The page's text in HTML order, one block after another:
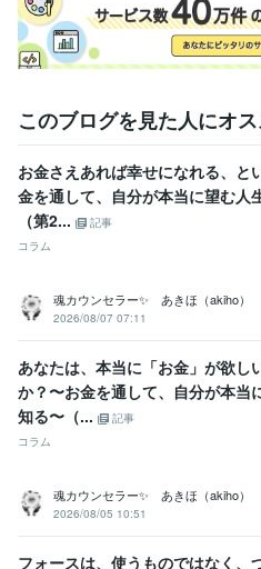
このブログを見た人にオ
お金さえあれば幸せになれる、と
金を通して、自分が本当に望む人
（第2...
記事
コラム
魂カウンセラー✨ あきほ（akiho）
2026/08/07 07:11
あなたは、本当に「お金」が欲し
か？〜お金を通して、自分が本当
知る〜（...
記事
コラム
魂カウンセラー✨ あきほ（akiho）
2026/08/05 10:51
フォースは、使うものではなく、